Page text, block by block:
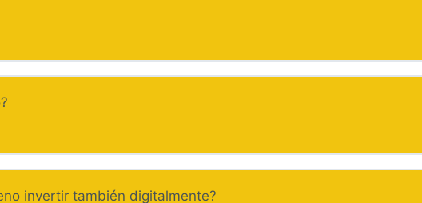
invertir también digitalmente?